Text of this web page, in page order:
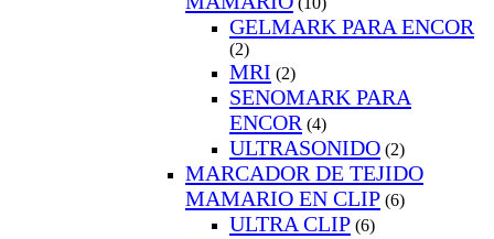
GELMARK PARA ENCOR
(2)
MRI (2)
SENOMARK PARA
ENCOR (4)
ULTRASONIDO (2)
MARCADOR DE TEJIDO
MAMARIO EN CLIP (6)
ULTRA CLIP (6)